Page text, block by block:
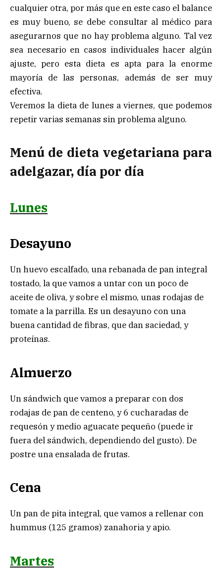
cualquier otra, por más que en este caso el balance
es muy bueno, se debe consultar al médico para
asegurarnos que no hay problema alguno. Tal vez
sea necesario en casos individuales hacer algún
ajuste, pero esta dieta es apta para la enorme
mayoría de las personas, además de ser muy
efectiva.
Veremos la dieta de lunes a viernes, que podemos
repetir varias semanas sin problema alguno.
Menú de dieta vegetariana para
adelgazar, día por día
Lunes
Desayuno
Un huevo escalfado, una rebanada de pan integral
tostado, la que vamos a untar con un poco de
aceite de oliva, y sobre el mismo, unas rodajas de
tomate a la parrilla. Es un desayuno con una
buena cantidad de fibras, que dan saciedad, y
proteínas.
Almuerzo
Un sándwich que vamos a preparar con dos
rodajas de pan de centeno, y 6 cucharadas de
requesón y medio aguacate pequeño (puede ir
fuera del sándwich, dependiendo del gusto). De
postre una ensalada de frutas.
Cena
Un pan de pita integral, que vamos a rellenar con
hummus (125 gramos) zanahoria y apio.
Martes